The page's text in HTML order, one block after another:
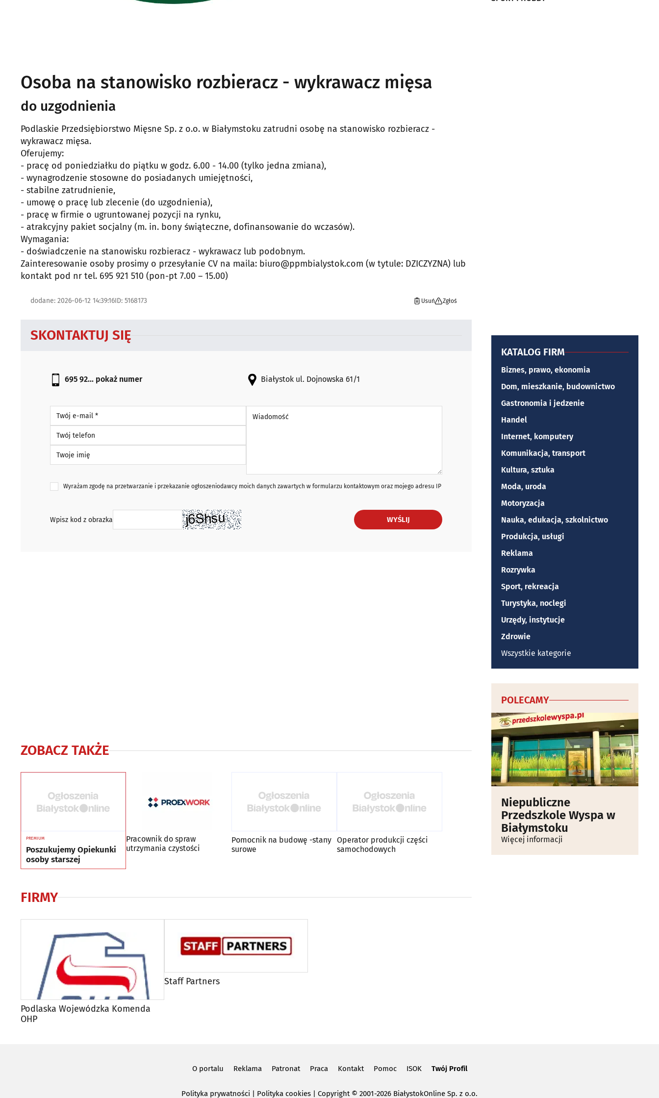
Osoba na stanowisko rozbieracz - wykrawacz mięsa
do uzgodnienia
Podlaskie Przedsiębiorstwo Mięsne Sp. z o.o. w Białymstoku zatrudni osobę na stanowisko rozbieracz -
wykrawacz mięsa.
Oferujemy:
- pracę od poniedziałku do piątku w godz. 6.00 - 14.00 (tylko jedna zmiana),
- wynagrodzenie stosowne do posiadanych umiejętności,
- stabilne zatrudnienie,
- umowę o pracę lub zlecenie (do uzgodnienia),
- pracę w firmie o ugruntowanej pozycji na rynku,
- atrakcyjny pakiet socjalny (m. in. bony świąteczne, dofinansowanie do wczasów).
Wymagania:
- doświadczenie na stanowisku rozbieracz - wykrawacz lub podobnym.
Zainteresowanie osoby prosimy o przesyłanie CV na maila: biuro@ppmbialystok.com (w tytule: DZICZYZNA) lub
kontakt pod nr tel. 695 921 510 (pon-pt 7.00 – 15.00)
dodane: 2026-06-12 14:39:16ID: 5168173 Usuń Zgłoś
SKONTAKTUJ SIĘ
695 92... pokaż numer Białystok ul. Dojnowska 61/1
Wyrażam zgodę na przetwarzanie i przekazanie ogłoszeniodawcy moich danych zawartych w formularzu kontaktowym oraz mojego adresu IP
Wpisz kod z obrazka WYŚLIJ
ZOBACZ TAKŻE
PREMIUM
Poszukujemy Opiekunki
osoby starszej
Pracownik do spraw
utrzymania czystości
Pomocnik na budowę -stany
surowe
Operator produkcji części
samochodowych
FIRMY
Podlaska Wojewódzka Komenda
OHP
Staff Partners
KATALOG FIRM
Biznes, prawo, ekonomia
Dom, mieszkanie, budownictwo
Gastronomia i jedzenie
Handel
Internet, komputery
Komunikacja, transport
Kultura, sztuka
Moda, uroda
Motoryzacja
Nauka, edukacja, szkolnictwo
Produkcja, usługi
Reklama
Rozrywka
Sport, rekreacja
Turystyka, noclegi
Urzędy, instytucje
Zdrowie
Wszystkie kategorie
POLECAMY
Niepubliczne
Przedszkole Wyspa w
Białymstoku
Więcej informacji
O portalu Reklama Patronat Praca Kontakt Pomoc ISOK Twój Profil
Polityka prywatności | Polityka cookies Copyright© 2001-2026 BiałystokOnline Sp. z o.o.